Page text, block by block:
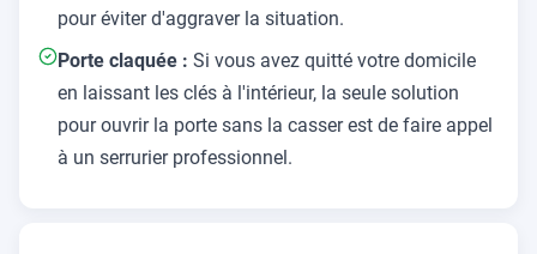
pour éviter d'aggraver la situation.
Porte claquée : Si vous avez quitté votre domicile
en laissant les clés à l'intérieur, la seule solution
pour ouvrir la porte sans la casser est de faire appel
à un serrurier professionnel.